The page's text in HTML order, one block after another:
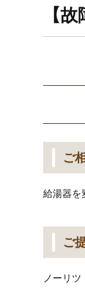
【
ご
給湯器を
ご
ノーリ